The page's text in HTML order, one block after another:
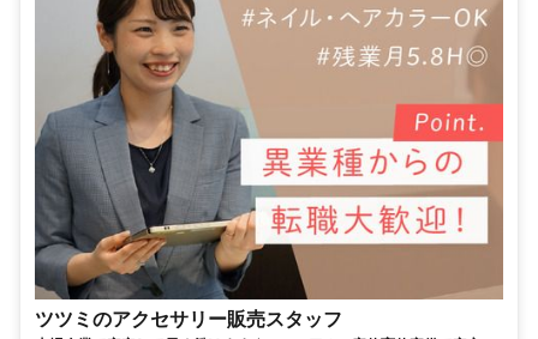
ツツミのアクセサリー販売スタッフ